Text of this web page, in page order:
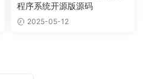
程序系统开源版源码
2025-05-12